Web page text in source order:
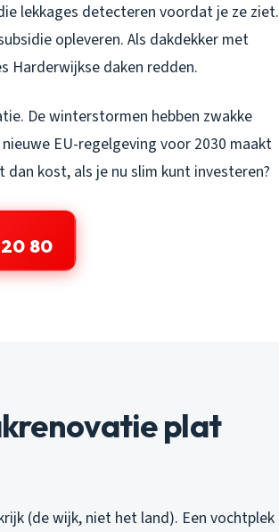
lekkages detecteren voordat je ze ziet.
opleveren. Als dakdekker met
Harderwijkse daken redden.
De winterstormen hebben zwakke
EU-regelgeving voor 2030 maakt
kost, als je nu slim kunt investeren?
20 80
plat
(de wijk, niet het land). Een vochtplek